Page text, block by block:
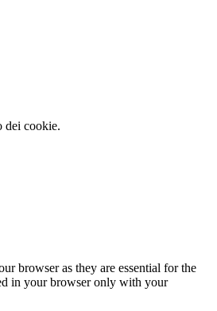
dei cookie.
browser as they are essential for the
in your browser only with your